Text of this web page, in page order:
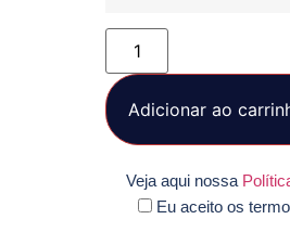
Adicionar ao
Veja aqui nossa
Eu aceito os